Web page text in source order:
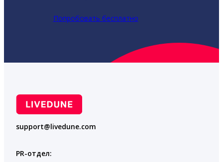
Попробовать бесплатно
support@livedune.com
PR-отдел: